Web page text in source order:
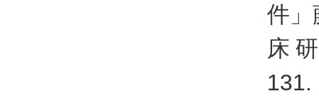
件」
床
131.